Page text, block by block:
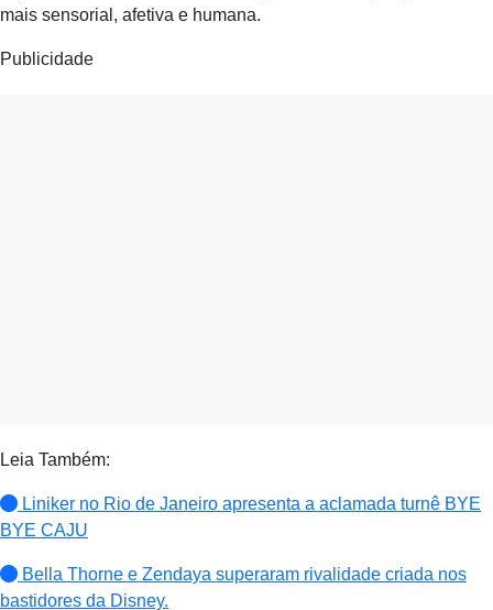
mais sensorial, afetiva e humana.
Publicidade
Leia Também:
Liniker no Rio de Janeiro apresenta a aclamada turnê BYE
BYE CAJU
Bella Thorne e Zendaya superaram rivalidade criada nos
bastidores da Disney.